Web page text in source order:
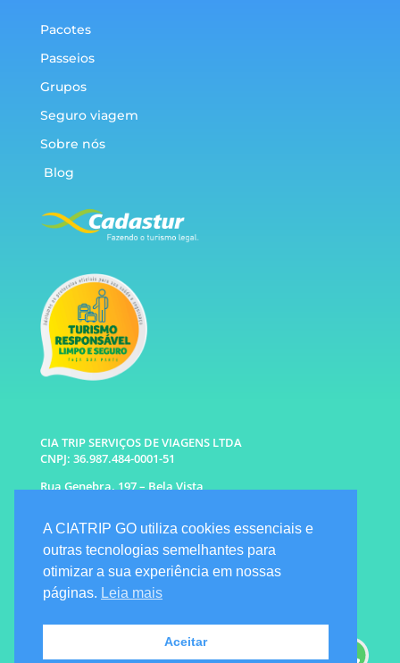
Pacotes
Passeios
Grupos
Seguro viagem
Sobre nós
Blog
CIA TRIP SERVIÇOS DE VIAGENS LTDA
CNPJ: 36.987.484-0001-51
Rua Genebra, 197 – Bela Vista
WhatsApp: (11) 96333-6677 |
94341-1314
E-mail: info@ciatrip.com
Atendimento Comercial:
Segunda à Sexta: 9h às 18h
Sábado e Domingo: 10h as 16h
Emergencial: Seg a Dom das 7h as 22h
A CIATRIP GO utiliza cookies essenciais e
outras tecnologias semelhantes para
otimizar a sua experiência em nossas
páginas. Leia mais
Aceitar